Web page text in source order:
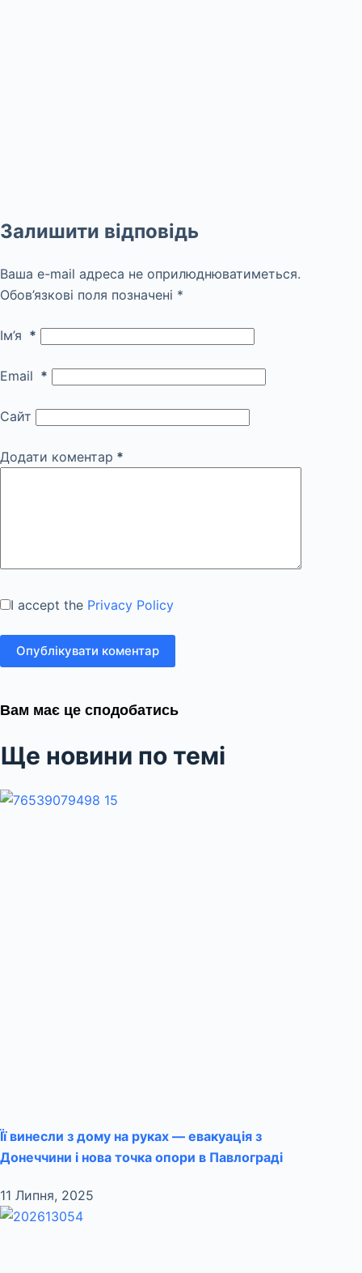
Залишити відповідь
Ваша e-mail адреса не оприлюднюватиметься.
Обов’язкові поля позначені *
Ім’я *
Email *
Сайт
Додати коментар *
I accept the Privacy Policy
Опублікувати коментар
Вам має це сподобатись
Ще новини по темі
Її винесли з дому на руках — евакуація з
Донеччини і нова точка опори в Павлограді
11 Липня, 2025